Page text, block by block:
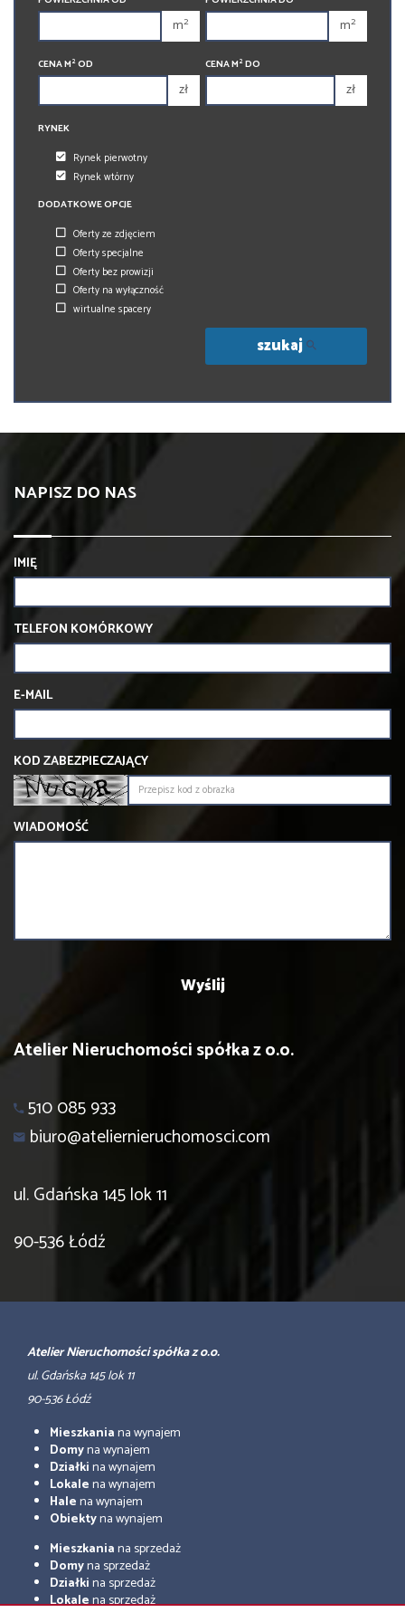
m2 m2
CENA M2OD
zł
CENA M2DO
zł
RYNEK
Rynek pierwotny
Rynek wtórny
DODATKOWE OPCJE
Oferty ze zdjęciem
Oferty specjalne
Oferty bez prowizji
Oferty na wyłączność
wirtualne spacery
szukaj
NAPISZ DO NAS
IMIĘ
TELEFON KOMÓRKOWY
E-MAIL
KOD ZABEZPIECZAJĄCY
WIADOMOŚĆ
Atelier Nieruchomości spółka z o.o.
510 085 933
biuro@ateliernieruchomosci.com
ul. Gdańska 145 lok 11
90-536 Łódź
Atelier Nieruchomości spółka z o.o.
ul. Gdańska 145 lok 11
90-536 Łódź
Mieszkaniana wynajem
Domyna wynajem
Działkina wynajem
Lokalena wynajem
Halena wynajem
Obiektyna wynajem
Mieszkaniana sprzedaż
Domyna sprzedaż
Działkina sprzedaż
Lokalena sprzedaż